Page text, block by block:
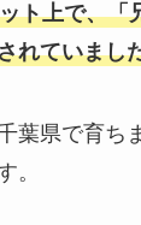
ト上で、「
れていまし
葉県で育ち
。